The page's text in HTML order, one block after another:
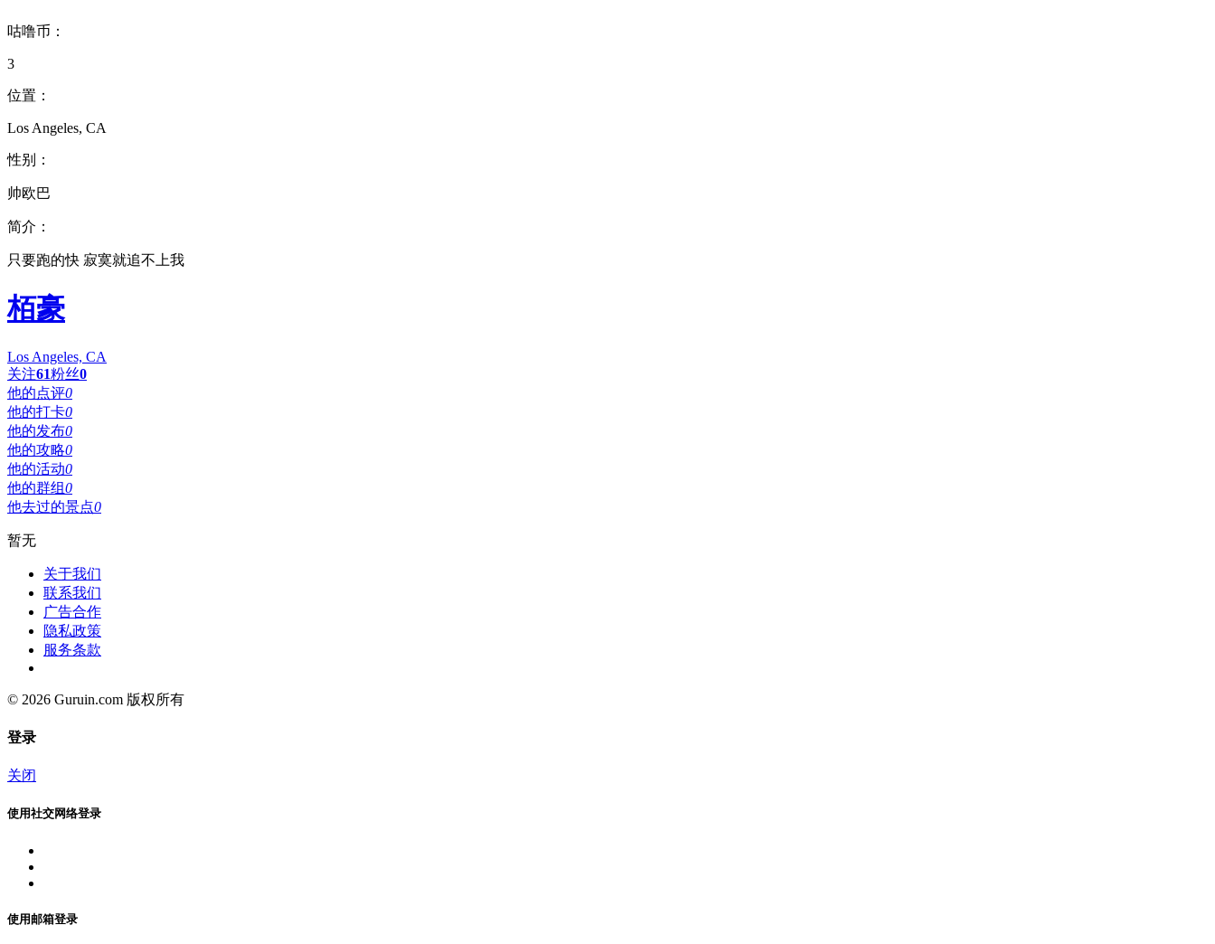
咕噜币：
3
位置：
Los Angeles, CA
性别：
帅欧巴
简介：
只要跑的快 寂寞就追不上我
栢豪
Los Angeles, CA
关注61粉丝0
他的点评0
他的打卡0
他的发布0
他的攻略0
他的活动0
他的群组0
他去过的景点0
暂无
关于我们
联系我们
广告合作
隐私政策
服务条款
© 2026 Guruin.com 版权所有
登录
关闭
使用社交网络登录
使用邮箱登录